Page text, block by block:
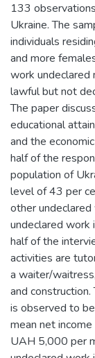
133
Ukraine. The
individuals
and more
work undeclared
lawful but not
The paper
educational
and the
half of the
population of
level of 43 per
other
undeclared
half of the
activities are
a waiter/
and
is observed to
mean net
UAH 5,000 per